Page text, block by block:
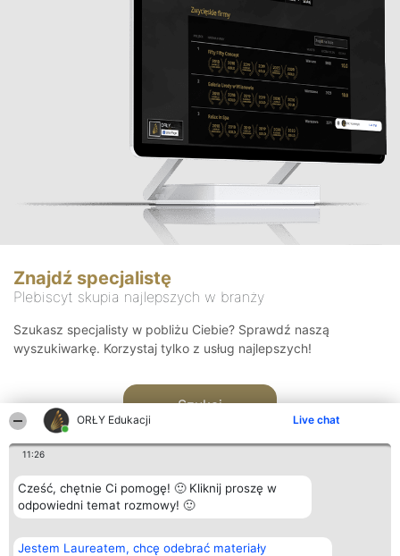
ORŁY Edukacji Live chat
11:26
Cześć, chętnie Ci pomogę! 🙂 Kliknij proszę w
odpowiedni temat rozmowy! 🙂
Jestem Laureatem, chcę odebrać materiały
Znajdź specjalistę
Plebiscyt skupia najlepszych w branży
Szukasz specjalisty w pobliżu Ciebie? Sprawdź naszą
wyszukiwarkę. Korzystaj tylko z usług najlepszych!
Szukaj
Organizator plebiscytu
Bright Side Solutions sp. z o.
Plebiscyt
Laureaci
Kontakt
Kontakt